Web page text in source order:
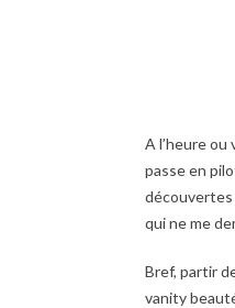
A l’heure ou
passe en
découvertes
qui ne me
Bref, partir
vanity